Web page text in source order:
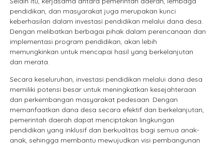
pendidikan, dan masyarakat juga merupakan kunci
keberhasilan dalam investasi pendidikan melalui dana desa.
Dengan melibatkan berbagai pihak dalam perencanaan dan
implementasi program pendidikan, akan lebih
memungkinkan untuk mencapai hasil yang berkelanjutan
dan merata.
Secara keseluruhan, investasi pendidikan melalui dana desa
memiliki potensi besar untuk meningkatkan kesejahteraan
dan perkembangan masyarakat pedesaan. Dengan
memanfaatkan dana desa secara efektif dan berkelanjutan,
pemerintah daerah dapat menciptakan lingkungan
pendidikan yang inklusif dan berkualitas bagi semua anak-
anak, sehingga membantu mewujudkan visi pembangunan